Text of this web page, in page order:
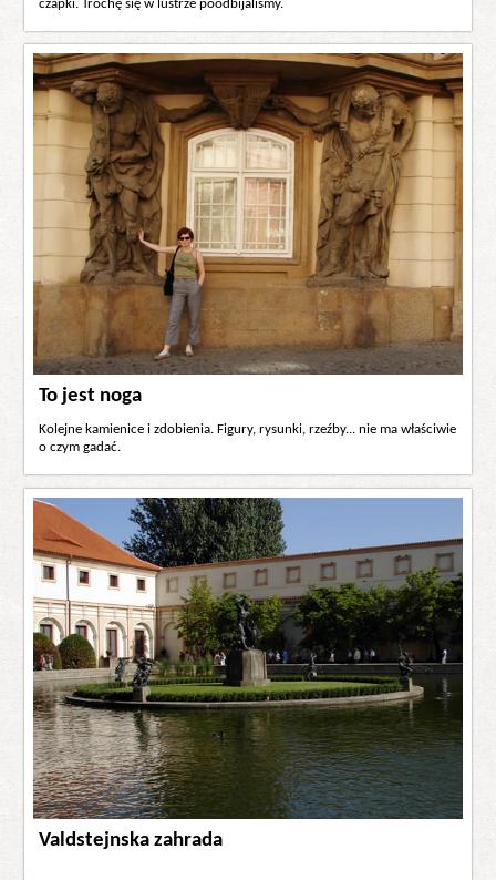
czapki. Trochę się w lustrze poodbijaliśmy.
To jest noga
Kolejne kamienice i zdobienia. Figury, rysunki, rzeźby... nie ma właściwie
o czym gadać.
Valdstejnska zahrada